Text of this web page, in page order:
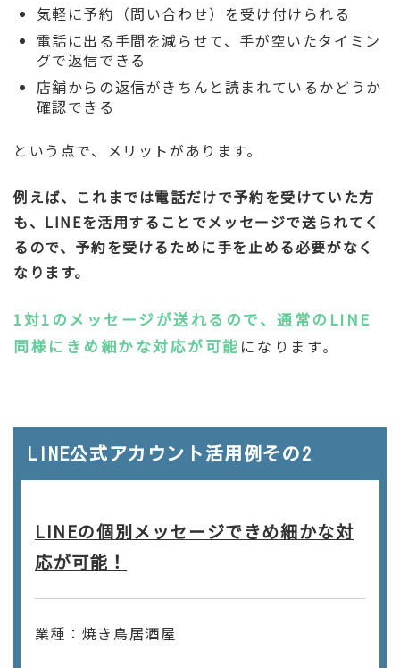
気軽に予約（問い合わせ）を受け付けられる
電話に出る手間を減らせて、手が空いたタイミン
グで返信できる
店舗からの返信がきちんと読まれているかどうか
確認できる
という点で、メリットがあります。
例えば、これまでは電話だけで予約を受けていた方
も、LINEを活用することでメッセージで送られてく
るので、予約を受けるために手を止める必要がなく
なります。
1対1のメッセージが送れるので、通常のLINE
同様にきめ細かな対応が可能 になります。
LINE公式アカウント活用例その2
LINEの個別メッセージできめ細かな対
応が可能！
業種：焼き鳥居酒屋